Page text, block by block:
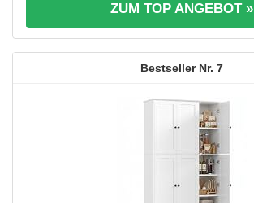
ZUM TOP ANGEBOT »
7